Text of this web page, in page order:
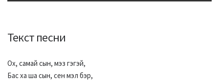
Текст песни
Ох, самай сын, мэз гэгэй,
Бас ха ша сын, сен мэл бэр,